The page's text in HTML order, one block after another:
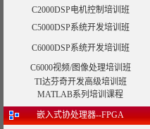
C2000DSP电机控制培训班
C5000DSP系统开发培训班
C6000DSP系统开发培训班
C6000视频/图像处理培训班
TI达芬奇开发高级培训班
MATLAB系列培训课程
嵌入式协处理器--FPGA